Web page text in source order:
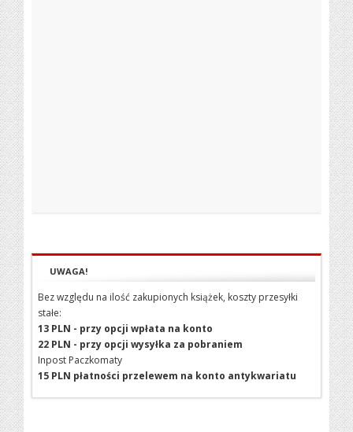
UWAGA!
Bez względu na ilość zakupionych książek, koszty przesyłki
stałe:
13 PLN - przy opcji wpłata na konto
22 PLN - przy opcji wysyłka za pobraniem
Inpost Paczkomaty
15 PLN płatności przelewem na konto antykwariatu